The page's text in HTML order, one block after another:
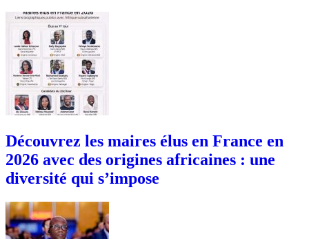
Découvrez les maires élus en France en
2026 avec des origines africaines : une
diversité qui s’impose